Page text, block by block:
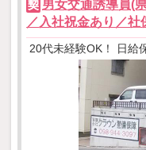
契 男女交通誘導員(
／入社祝金あり／社
20代未経験OK！ 日給